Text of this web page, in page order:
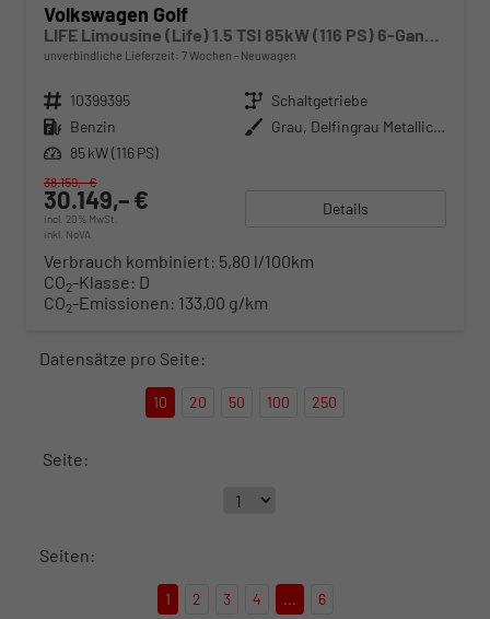
Volkswagen Golf
LIFE Limousine (Life) 1.5 TSI 85kW (116 PS) 6-Gang Schaltgetriebe
unverbindliche Lieferzeit: 7 Wochen Neuwagen
Fahrzeugnr. 10399395 Getriebe Schaltgetriebe
Kraftstoff Benzin Außenfarbe
Grau, Delfingrau Metallic (B0)
Leistung 85 kW (116 PS)
30.149,– €
incl. 20% MwSt.
inkl. NoVA
38.159,– €
Details
Verbrauch kombiniert: 5,80 l/100km
CO2-Klasse: D
CO2-Emissionen: 133,00 g/km
Datensätze pro Seite:
10 20 50 100 250
Seite:
Seiten:
1 2 3 4 ... 6